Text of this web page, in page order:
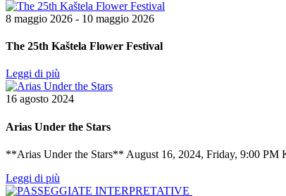
8 maggio 2026 - 10 maggio 2026
The 25th Kaštela Flower Festival
Leggi di più
16 agosto 2024
Arias Under the Stars
**Arias Under the Stars** August 16, 2024, Friday, 9:00 PM
Leggi di più